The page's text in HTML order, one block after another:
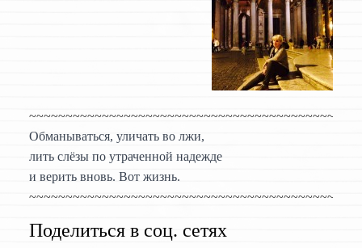
Обманываться, уличать во лжи,
лить слёзы по утраченной надежде
и верить вновь. Вот жизнь.
Поделиться в соц. сетях